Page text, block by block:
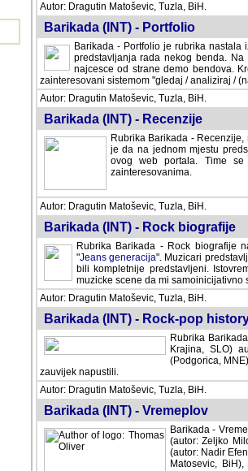
Autor: Dragutin Matoševic, Tuzla, BiH.
Barikada (INT) - Portfolio
Barikada - Portfolio je rubrika
predstavljanja rada nekog benda.
najcesce od strane demo bendova.
zainteresovani sistemom "gledaj / analiziraj /
Autor: Dragutin Matoševic, Tuzla, BiH.
Barikada (INT) - Recenzije
Rubrika Barikada -
je da na jednom mjestu
ovog web portala. Time
zainteresovanima.
Autor: Dragutin Matoševic, Tuzla, BiH.
Barikada (INT) - Rock biografije
Rubrika Barikada - Rock biografije
"Jeans generacija". Muzicari
bili kompletnije predstavljeni.
muzicke scene da mi samoinicijativno
Autor: Dragutin Matoševic, Tuzla, BiH.
Barikada (INT) - Rock-pop history
Rubrika
Krajina, SLO)
(Podgorica,
zauvijek napustili.
Autor: Dragutin Matoševic, Tuzla, BiH.
Barikada (INT) - Vremeplov
Barikada -
(autor: Zeljko
(autor: Nadir
Matosevic,